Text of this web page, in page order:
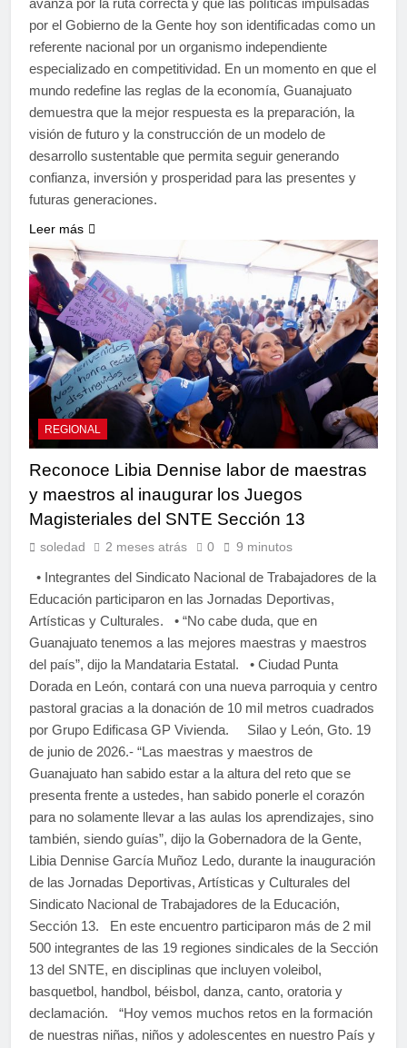
por el Gobierno de la Gente hoy son identificadas como un
referente nacional por un organismo independiente
especializado en competitividad. En un momento en que el
mundo redefine las reglas de la economía, Guanajuato
demuestra que la mejor respuesta es la preparación, la
visión de futuro y la construcción de un modelo de
desarrollo sustentable que permita seguir generando
confianza, inversión y prosperidad para las presentes y
futuras generaciones.
Leer más
REGIONAL
Reconoce Libia Dennise labor de maestras
y maestros al inaugurar los Juegos
Magisteriales del SNTE Sección 13
soledad 2 meses atrás 0 9 minutos
• Integrantes del Sindicato Nacional de Trabajadores de la
Educación participaron en las Jornadas Deportivas,
Artísticas y Culturales. • “No cabe duda, que en
Guanajuato tenemos a las mejores maestras y maestros
del país”, dijo la Mandataria Estatal. • Ciudad Punta
Dorada en León, contará con una nueva parroquia y centro
pastoral gracias a la donación de 10 mil metros cuadrados
por Grupo Edificasa GP Vivienda. Silao y León, Gto. 19
de junio de 2026.- “Las maestras y maestros de
Guanajuato han sabido estar a la altura del reto que se
presenta frente a ustedes, han sabido ponerle el corazón
para no solamente llevar a las aulas los aprendizajes, sino
también, siendo guías”, dijo la Gobernadora de la Gente,
Libia Dennise García Muñoz Ledo, durante la inauguración
de las Jornadas Deportivas, Artísticas y Culturales del
Sindicato Nacional de Trabajadores de la Educación,
Sección 13. En este encuentro participaron más de 2 mil
500 integrantes de las 19 regiones sindicales de la Sección
13 del SNTE, en disciplinas que incluyen voleibol,
basquetbol, handbol, béisbol, danza, canto, oratoria y
declamación. “Hoy vemos muchos retos en la formación
de nuestras niñas, niños y adolescentes en nuestro País y